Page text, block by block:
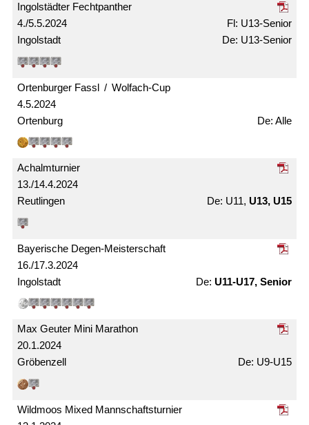
4./5.5.2024
Ingolstädter Fechtpanther
Ingolstadt
U13-Senior
U13-Senior
4.5.2024
Ortenburger Fassl / Wolfach-Cup
Ortenburg Alle
13./14.4.2024
Achalm­turnier
Reutlingen U11, U13, U15
16./17.3.2024
Bayerische Degen-Meister­schaft
Ingolstadt U11-U17, Senior
20.1.2024
Max Geuter Mini Marathon
Gröbenzell U9-U15
Wildmoos Mixed Mann­schafts­turnier